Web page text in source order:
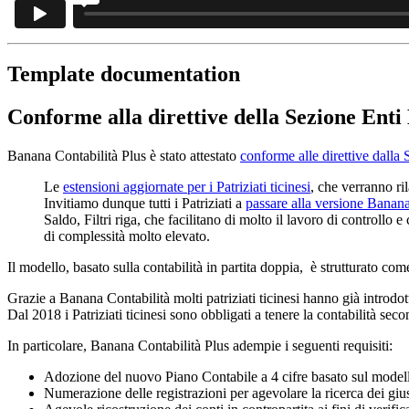
Template documentation
Conforme alla direttive della Sezione
Banana Contabilità Plus è stato attestato conforme alle direttive dalla
Le estensioni aggiornate per i Patriziati ticinesi, che verranno
Invitiamo dunque tutti i Patriziati a passare alla versione
Saldo, Filtri riga, che facilitano di molto il lavoro di controllo e
di complessità molto elevato.
Il modello, basato sulla contabilità in partita doppia, è strutturato
Grazie a Banana Contabilità molti patriziati ticinesi hanno già
Dal 2018 i Patriziati ticinesi sono obbligati a tenere la contabilità
In particolare, Banana Contabilità Plus adempie i seguenti requisiti:
Adozione del nuovo Piano Contabile a 4 cifre basato sul
Numerazione delle registrazioni per agevolare la ricerca dei